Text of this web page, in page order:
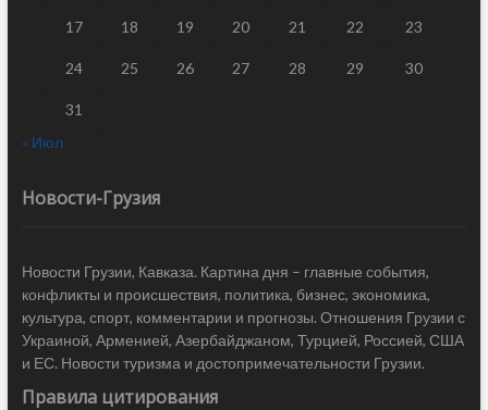
17 18 19 20 21 22 23
24 25 26 27 28 29 30
31
« Июл
Новости-Грузия
Новости Грузии, Кавказа. Картина дня – главные события,
конфликты и происшествия, политика, бизнес, экономика,
культура, спорт, комментарии и прогнозы. Отношения Грузии с
Украиной, Арменией, Азербайджаном, Турцией, Россией, США
и ЕС. Новости туризма и достопримечательности Грузии.
Правила цитирования